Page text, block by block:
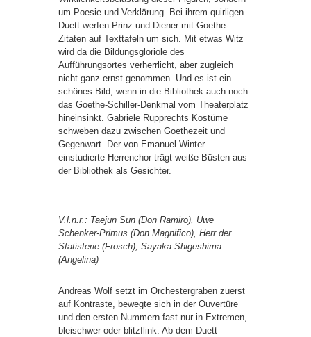
um Poesie und Verklärung. Bei ihrem quirligen
Duett werfen Prinz und Diener mit Goethe-
Zitaten auf Texttafeln um sich. Mit etwas Witz
wird da die Bildungsgloriole des
Aufführungsortes verherrlicht, aber zugleich
nicht ganz ernst genommen. Und es ist ein
schönes Bild, wenn in die Bibliothek auch noch
das Goethe-Schiller-Denkmal vom Theaterplatz
hineinsinkt. Gabriele Rupprechts Kostüme
schweben dazu zwischen Goethezeit und
Gegenwart. Der von Emanuel Winter
einstudierte Herrenchor trägt weiße Büsten aus
der Bibliothek als Gesichter.
V.l.n.r.: Taejun Sun (Don Ramiro), Uwe
Schenker-Primus (Don Magnifico), Herr der
Statisterie (Frosch), Sayaka Shigeshima
(Angelina)
Andreas Wolf setzt im Orchestergraben zuerst
auf Kontraste, bewegte sich in der Ouvertüre
und den ersten Nummern fast nur in Extremen,
bleischwer oder blitzflink. Ab dem Duett